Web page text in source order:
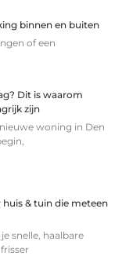
binnen en buiten
of een
Dit is waarom
zijn
woning in Den
& tuin die meteen
snelle, haalbare